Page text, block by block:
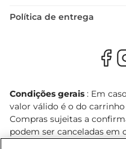
Política de entrega
Condições gerais : Em
valor válido é o do
Compras sujeitas a
podem ser canceladas em